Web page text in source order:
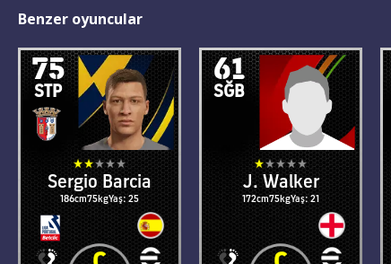
Benzer oyuncular
75
STP
Sergio Barcia
186cm75kgYaş: 25
61
SĞB
J. Walker
172cm75kgYaş: 21